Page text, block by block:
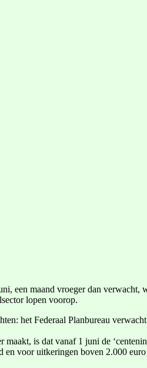
een maand vroeger dan
lopen voorop.
het Federaal Planbureau
is dat vanaf 1 juni de
voor uitkeringen boven 2.000